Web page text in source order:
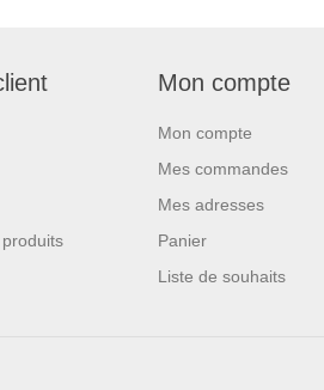
Mon compte
Mon compte
Mes commandes
Mes adresses
Panier
Liste de souhaits